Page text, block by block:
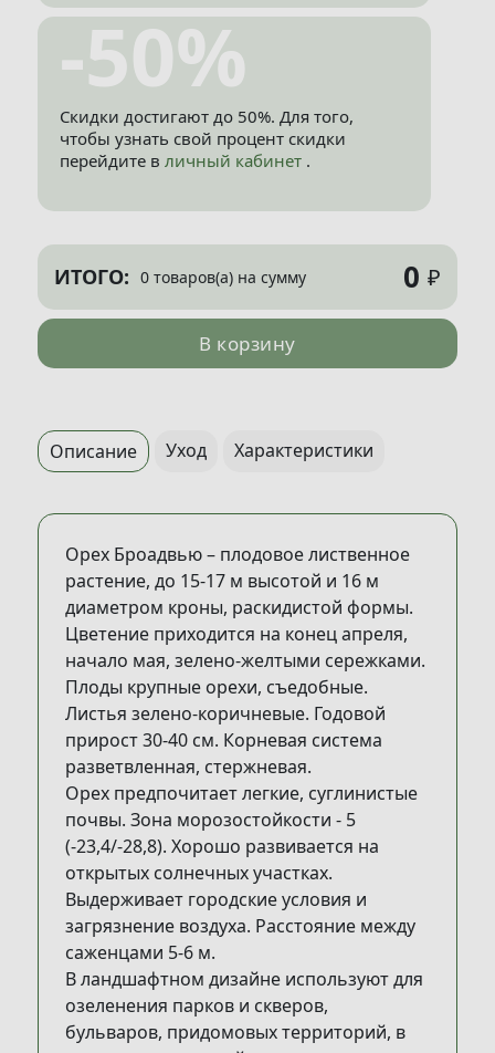
-50%
Скидки достигают до 50%. Для того,
чтобы узнать свой процент скидки
перейдите вличный кабинет .
ИТОГО: 0 товаров(а) на сумму 0 ₽
В корзину
Описание Уход Характеристики
Орех Броадвью – плодовое лиственное
растение, до 15-17 м высотой и 16 м
диаметром кроны, раскидистой формы.
Цветение приходится на конец апреля,
начало мая, зелено-желтыми сережками.
Плоды крупные орехи, съедобные.
Листья зелено-коричневые. Годовой
прирост 30-40 см. Корневая система
разветвленная, стержневая.
Орех предпочитает легкие, суглинистые
почвы. Зона морозостойкости - 5
(-23,4/-28,8). Хорошо развивается на
открытых солнечных участках.
Выдерживает городские условия и
загрязнение воздуха. Расстояние между
саженцами 5-6 м.
В ландшафтном дизайне используют для
озеленения парков и скверов,
бульваров, придомовых территорий, в